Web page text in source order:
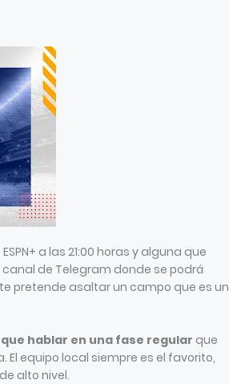
a las 21:00 horas y alguna que
de Telegram donde se podrá
pretende asaltar un campo que es un
hablar en una fase regular que
equipo local siempre es el favorito,
alto nivel.